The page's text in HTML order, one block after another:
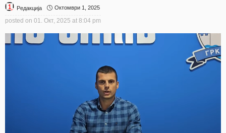
Редакција Октомври 1, 2025
posted on 01. Окт, 2025 at 8:04 pm